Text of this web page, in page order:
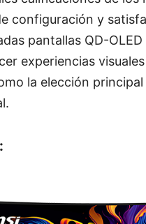
configuración y
pantallas QD-
experiencias
la elección